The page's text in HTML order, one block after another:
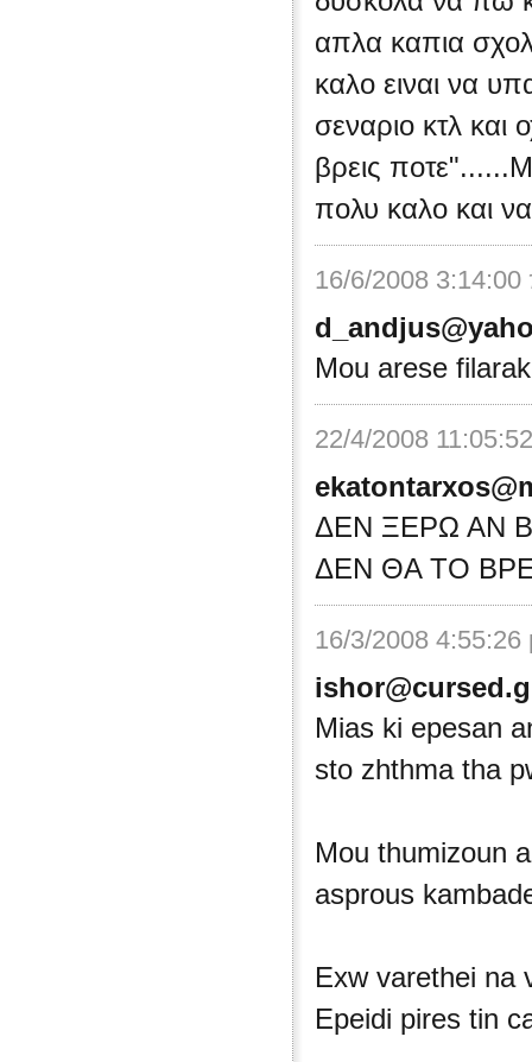
απλα καπια
καλο ειναι να
σεναριο κτλ και
βρεις
πολυ καλο και
16/6/2008 3:14:00
Mou arese
22/4/2008
ΔΕΝ ΞΕΡΩ ΑΝ
ΔΕΝ ΘΑ ΤΟ
16/3/2008 4:55:26
Mias ki epesan
sto zhthma tha
Mou thumizoun
asprous
Exw varethei na
Epeidi pires tin